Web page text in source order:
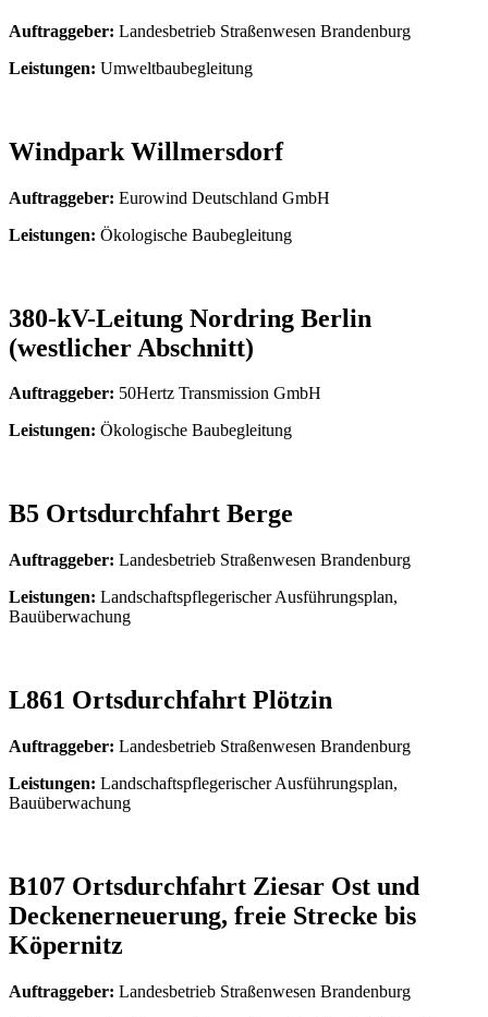
Auftraggeber: Landesbetrieb Straßenwesen Brandenburg
Leistungen: Umweltbaubegleitung
Windpark Willmersdorf
Auftraggeber: Eurowind Deutschland GmbH
Leistungen: Ökologische Baubegleitung
380-kV-Leitung Nordring Berlin
(westlicher Abschnitt)
Auftraggeber: 50Hertz Transmission GmbH
Leistungen: Ökologische Baubegleitung
B5 Ortsdurchfahrt Berge
Auftraggeber: Landesbetrieb Straßenwesen Brandenburg
Leistungen: Landschaftspflegerischer Ausführungsplan,
Bauüberwachung
L861 Ortsdurchfahrt Plötzin
Auftraggeber: Landesbetrieb Straßenwesen Brandenburg
Leistungen: Landschaftspflegerischer Ausführungsplan,
Bauüberwachung
B107 Ortsdurchfahrt Ziesar Ost und
Deckenerneuerung, freie Strecke bis
Köpernitz
Auftraggeber: Landesbetrieb Straßenwesen Brandenburg